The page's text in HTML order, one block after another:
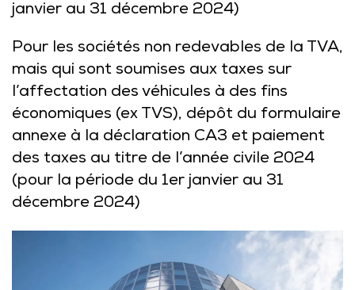
janvier au 31 décembre 2024)
Pour les sociétés non redevables de la TVA,
mais qui sont soumises aux taxes sur
l’affectation des véhicules à des fins
économiques (ex TVS), dépôt du formulaire
annexe à la déclaration CA3 et paiement
des taxes au titre de l’année civile 2024
(pour la période du 1er janvier au 31
décembre 2024)